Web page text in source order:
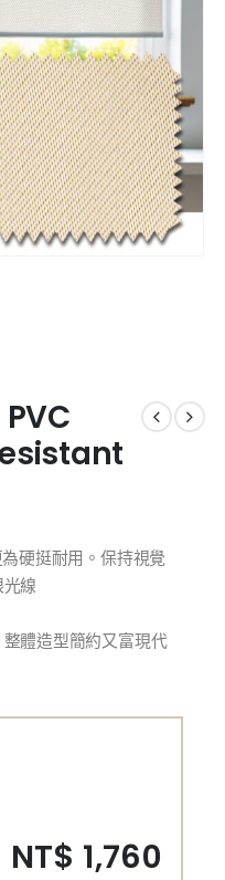
硬挺耐用。保持視覺
線
體造型簡約又富現代
NT$ 1,760